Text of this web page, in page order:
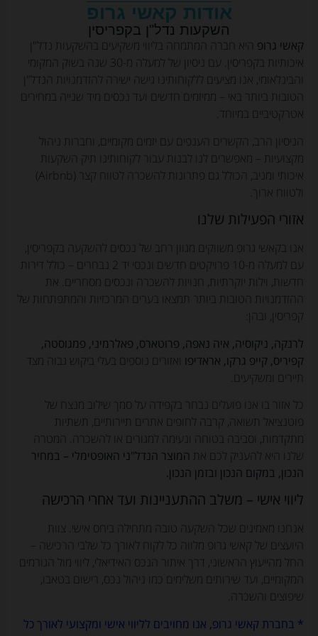
אודות קאשי גרופ
השקעות נדל"ן בקפריסין
קאשי גרופהיא חברה המתמחה בליווי משקיעים בהשקעות נדל"ן
איכותיות בקפריסין. עם ניסיון של למעלה מ-30 שנה בשוק המקומי
והבינלאומי, אנו מציעים ללקוחותינו גישה ישירה להזדמנויות הנדל"ן
הטובות ביותר באי – ממיזמים חדשים ועד נכסים מיד שנייה במחירים
אטרקטיביים במיוחד.
הניסיון הרב, הקשרים הענפים עם יזמים מקומיים, וחברות ניהול
מקצועיות – מאפשרים לנו לבנות עבור לקוחותינו תיק השקעות
איכותי ומניב, הכולל גם פתרונות להשכרה לטווח קצר (Airbnb)
ולטווח ארוך.
אזורי הפעילות שלנו
אנו בקאשי גרופ משווקים מגוון רחב של נכסים להשקעה בקפריסין,
עם למעלה מ-10 פרויקטים חדשים ונכסי יד 2 נבחרים – כולל דירות
חדשות, וילות יוקרתיות, חנויות להשכרה ונכסים מסחריים. את
ההזדמנויות הטובות ביותר תמצאו בערים המרכזיות והמתפתחות של
קפריסין, ובהן:
לרנקה, ניקוסיה, איה נאפה, פרוטארס, פאלרמיני, פמגוסטה,
קפיריס, קייפ גרקו, אראדיפוואזורים נוספים בעלי ביקוש גבוה מצד
תיירים ומשקיעים.
כל אזור בו אנו פועלים נבחר בקפידה על סמך שילוב מנצח של
פוטנציאל תשואה, קרבה לחופים אתרים תיירותיים, תשתיות
מתקדמות, וסביבה בטוחה ונעימה למגורים או להשכרה. המטרה
שלנו היא להעניק לכם אתהמוצר הנדל"ני האופטימלי – במחיר
הנכון, במקום הנכון ובזמן הנכון.
ליווי אישי – משלב ההתעניינות ועד אחרי הרכישה
אנחנו מאמינים שכל השקעה טובה מתחילה ביחס אישי. צוות
היועצים של קאשי גרופ מלווה כל לקוח לאורך כל שלבי הרכישה –
החל מהייעוץ הראשוני, דרך איתור הנכס האידיאלי, ליווי מול הגורמים
המקומיים, ועד שירותים משלימים כמו ניהול נכס, רישום בטאבו,
שיפוצים והשכרה.
* בחברת קאשי גרופ, אנו מחויבים לליווי אישי ומקצועי לאורך כל